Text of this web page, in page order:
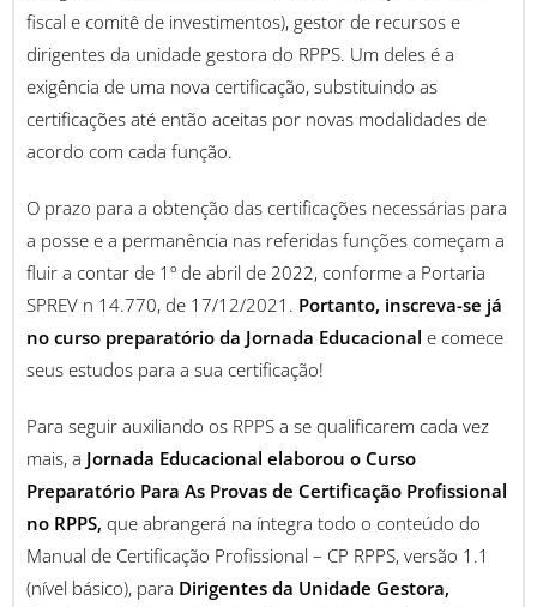
fiscal e comitê de investimentos), gestor de recursos e
dirigentes da unidade gestora do RPPS. Um deles é a
exigência de uma nova certificação, substituindo as
certificações até então aceitas por novas modalidades de
acordo com cada função.
O prazo para a obtenção das certificações necessárias para
a posse e a permanência nas referidas funções começam a
fluir a contar de 1º de abril de 2022, conforme a Portaria
SPREV n 14.770, de 17/12/2021. Portanto, inscreva-se já
no curso preparatório da Jornada Educacional e comece
seus estudos para a sua certificação!
Para seguir auxiliando os RPPS a se qualificarem cada vez
mais, a Jornada Educacional elaborou o Curso
Preparatório Para As Provas de Certificação Profissional
no RPPS, que abrangerá na íntegra todo o conteúdo do
Manual de Certificação Profissional – CP RPPS, versão 1.1
(nível básico), para Dirigentes da Unidade Gestora,